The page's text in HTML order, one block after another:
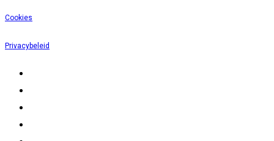
Cookies
Privacybeleid